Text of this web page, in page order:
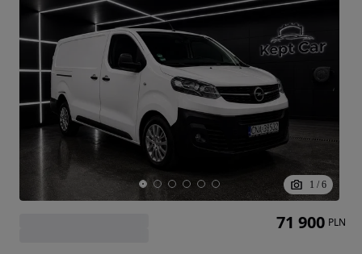
1 / 6
71 900 PLN